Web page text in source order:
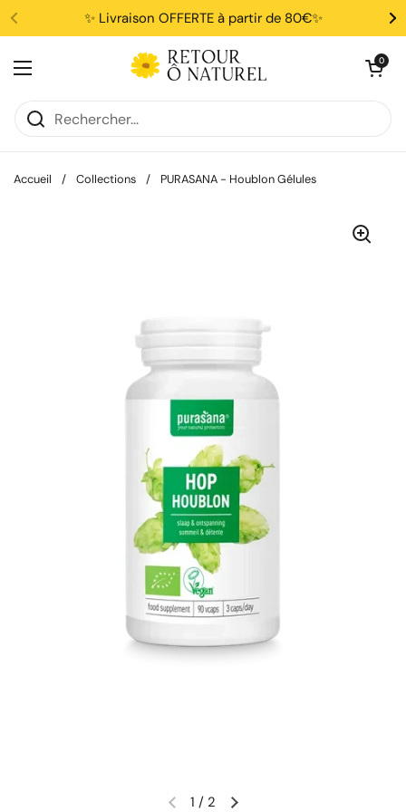
Passer au contenu✨ Livraison OFFERTE à partir de 80€✨
Ouvrir le menu
Ouvrir le
0
Accueil / Collections / PURASANA - Houblon Gélules
1 / 2